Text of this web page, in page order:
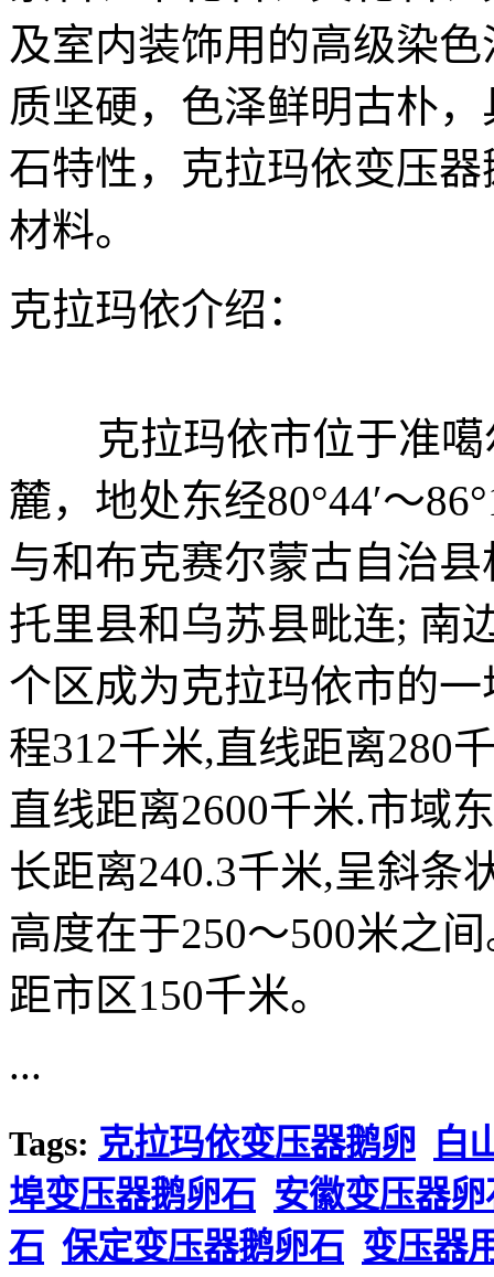
及室内装饰用的高级染
质坚硬，色泽鲜明古朴
石特性，克拉玛依变压
材料。
克拉玛依介绍：
克拉玛依市位于准噶
麓，地处东经80°44′～
与和布克赛尔蒙古自治
托里县和乌苏县毗连; 南
个区成为克拉玛依市的
程312千米,直线距离280
直线距离2600千米.市域
长距离240.3千米,呈斜条
高度在于250～500米之
距市区150千米。
...
Tags: 克拉玛依变压器鹅卵
白
埠变压器鹅卵石 安徽变压器卵
石 保定变压器鹅卵石 变压器